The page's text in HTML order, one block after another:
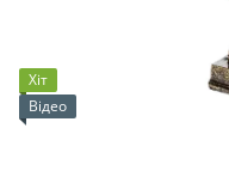
Хіт
Відео